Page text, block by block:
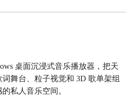
桌面沉浸式音乐播放器，把天
舞台、粒子视觉和 3D 歌单架组
私人音乐空间。